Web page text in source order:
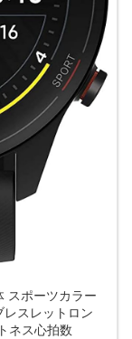
スポーツカラー
スレットロン
ネス心拍数